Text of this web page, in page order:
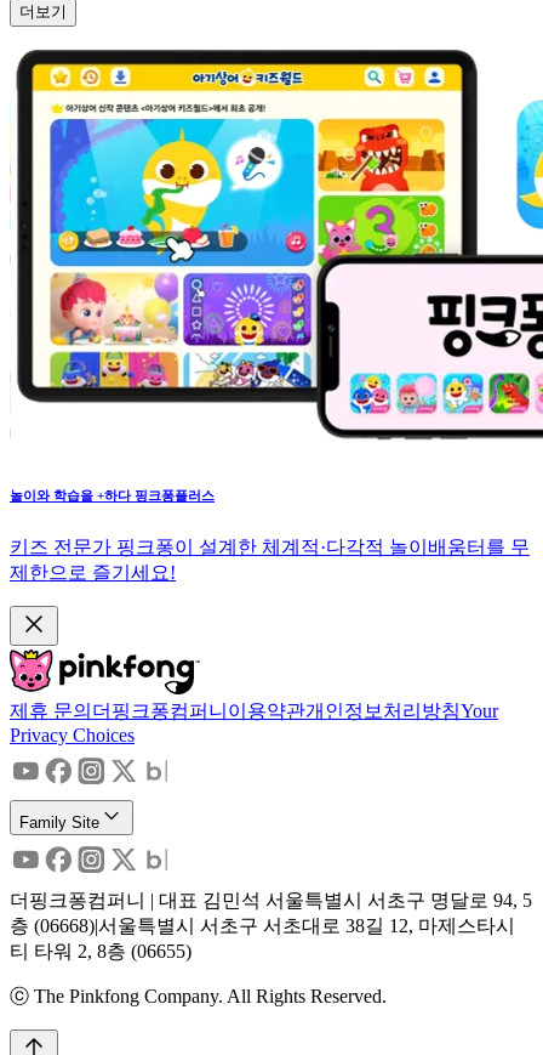
더보기
놀이와 학습을 +하다 핑크퐁플러스
키즈 전문가 핑크퐁이 설계한 체계적·다각적 놀이배움터를 무
제한으로 즐기세요!
제휴 문의 더핑크퐁컴퍼니 이용약관개인정보처리방침Your
Privacy Choices
Family Site
더핑크퐁컴퍼니 | 대표 김민석 서울특별시 서초구 명달로 94, 5
층 (06668)|서울특별시 서초구 서초대로 38길 12, 마제스타시
티 타워 2, 8층 (06655)
ⓒ The Pinkfong Company. All Rights Reserved.